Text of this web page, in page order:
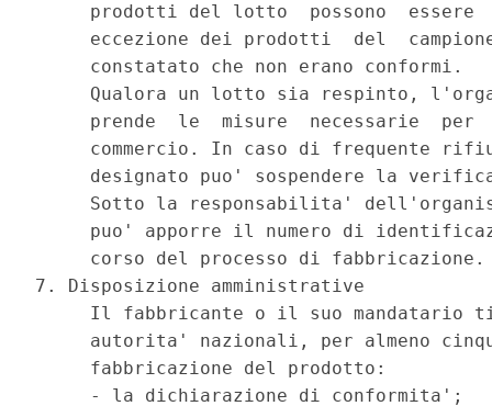
prodotti del lotto  possono  essere
eccezione dei prodotti  del
     constatato che non erano conformi.
Qualora un lotto sia respinto,
prende  le  misure  necessarie  per
commercio. In caso di frequente
designato puo' sospendere la
Sotto la responsabilita'
puo' apporre il numero di
corso del processo di
7. Disposizione amministrative
Il fabbricante o il suo mandatario
autorita' nazionali, per almeno
     fabbricazione del prodotto:
     - la dichiarazione di conformita';